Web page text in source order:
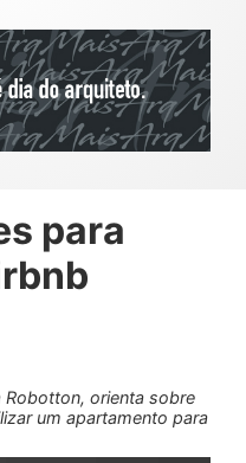
para
orienta sobre
um apartamento para